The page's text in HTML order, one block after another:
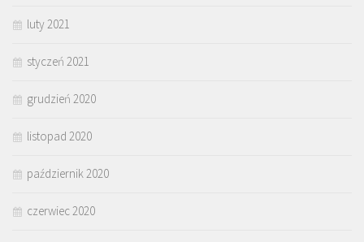
luty 2021
styczeń 2021
grudzień 2020
listopad 2020
październik 2020
czerwiec 2020